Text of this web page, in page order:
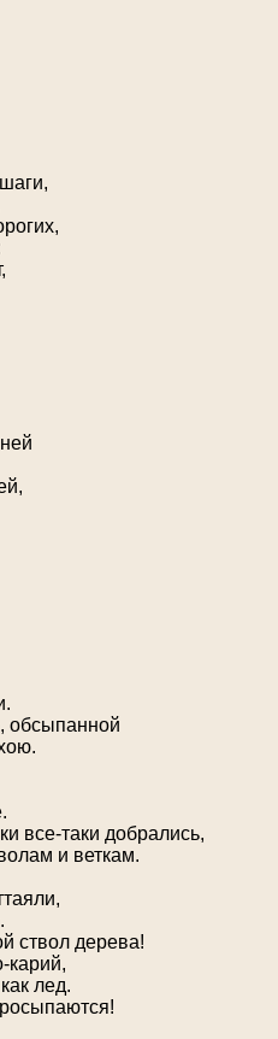
обсыпанной
все-таки добрались,
и веткам.
ствол дерева!
карий,
лед.